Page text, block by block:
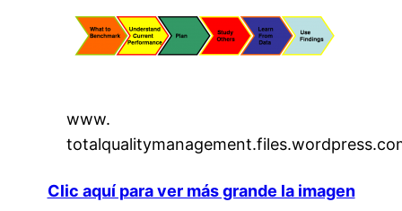
www.
Clic aquí para ver más grande la imagen